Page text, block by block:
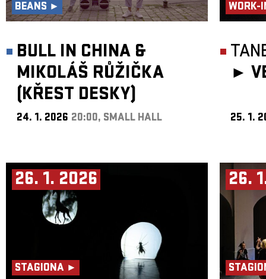
BEANS ►
BULL IN CHINA &
MIKOLÁŠ RŮŽIČKA
(KŘEST DESKY)
24. 1. 2026 20:00, SMALL HALL
WORK-
►
25. 1.
26. 1. 2026
STAGIONA ►
26.